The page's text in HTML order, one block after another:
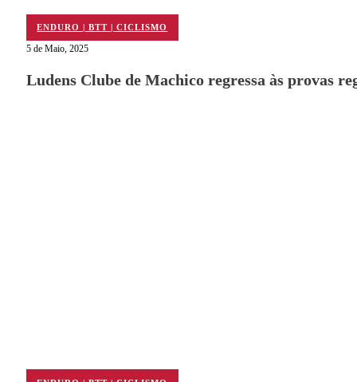
ENDURO | BTT | CICLISMO
5 de Maio, 2025
Ludens Clube de Machico regressa às provas